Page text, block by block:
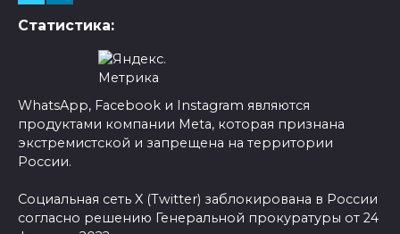
Статистика:
WhatsApp, Facebook и Instagram являются
продуктами компании Meta, которая признана
экстремистской и запрещена на территории
России.
Социальная сеть X (Twitter) заблокирована в России
согласно решению Генеральной прокуратуры от 24